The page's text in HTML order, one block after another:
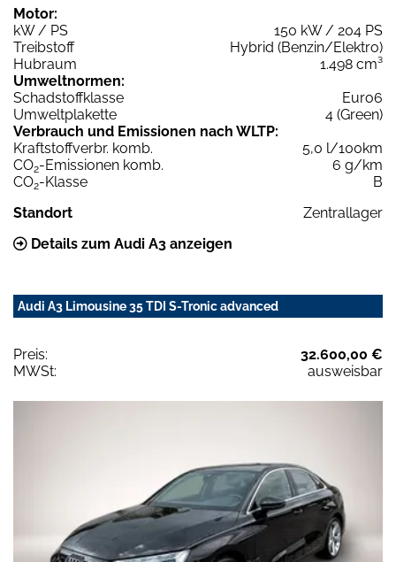
Motor:
kW / PS
150 kW / 204 PS
Treibstoff
Hybrid (Benzin/Elektro)
Hubraum
1.498 cm³
Umweltnormen:
Schadstoffklasse
Euro6
Umweltplakette
4 (Green)
Verbrauch und Emissionen nach WLTP:
Kraftstoffverbr. komb.
5,0 l/100km
CO2-Emissionen komb.
6 g/km
CO2-Klasse
B
Standort
Zentrallager
Details zum Audi A3 anzeigen
Audi A3 Limousine 35 TDI S-Tronic advanced
Preis:
32.600,00 €
MWSt:
ausweisbar